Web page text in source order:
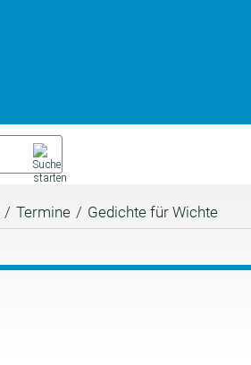
/ Termine / Gedichte für Wichte